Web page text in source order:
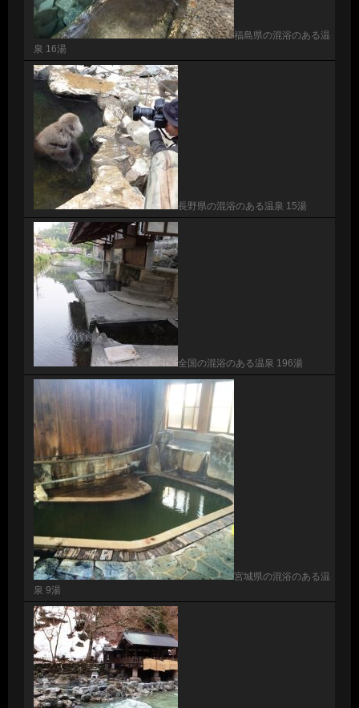
福島県の混浴のある温
泉 16湯
長野県の混浴のある温泉 15湯
全国の混浴のある温泉 196湯
宮城県の混浴のある温
泉 9湯